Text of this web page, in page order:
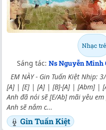
Nhạc trẻ
Sáng tác: Ns Nguyễn Minh
EM NÀY - Gin Tuấn Kiệt Nhịp:
[A] | [E] | [A] | [B]-[A] | [Abm] |
Anh đã nói sẽ [E/Ab] mãi yêu
Anh sẽ nắm c...
Gin Tuấn Kiệt